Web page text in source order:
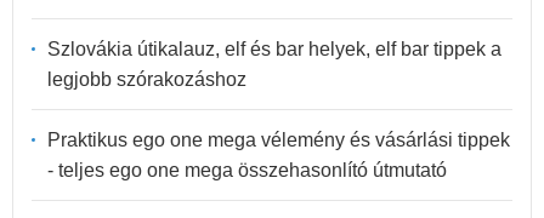
Szlovákia útikalauz, elf és bar helyek, elf bar tippek a
legjobb szórakozáshoz
Praktikus ego one mega vélemény és vásárlási tippek
- teljes ego one mega összehasonlító útmutató